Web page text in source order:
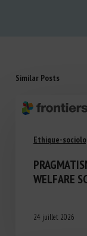
Similar Posts
Ethique-
WELFARE
24 juillet 2026